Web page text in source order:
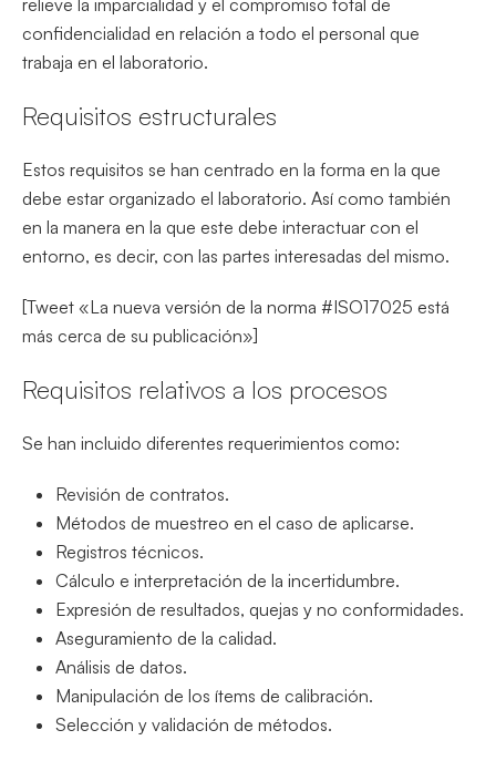
confidencialidad en relación a todo el personal que
trabaja en el laboratorio.
Requisitos estructurales
Estos requisitos se han centrado en la forma en la que
debe estar organizado el laboratorio. Así como también
en la manera en la que este debe interactuar con el
entorno, es decir, con las partes interesadas del mismo.
[Tweet «La nueva versión de la norma #ISO17025 está
más cerca de su publicación»]
Requisitos relativos a los procesos
Se han incluido diferentes requerimientos como:
Revisión de contratos.
Métodos de muestreo en el caso de aplicarse.
Registros técnicos.
Cálculo e interpretación de la incertidumbre.
Expresión de resultados, quejas y no conformidades.
Aseguramiento de la calidad.
Análisis de datos.
Manipulación de los ítems de calibración.
Selección y validación de métodos.